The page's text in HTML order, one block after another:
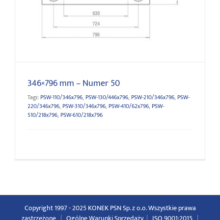
346×796 mm – Numer 50
Tagi: PSW-110/346x796, PSW-130/446x796, PSW-210/346x796, PSW-
220/346x796, PSW-310/346x796, PSW-410/62x796, PSW-
510/218x796, PSW-610/218x796
Copyright 1997 - 2025 KONEK PSN Sp. z o.o. Wszystkie prawa